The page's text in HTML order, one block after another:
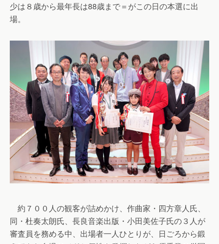
少は８歳から最年長は88歳まで＝がこの日の本選に出
場。
約７００人の観客が詰めかけ、作曲家・四方章人氏、
同・杜奏太朗氏、長良音楽出版・小田美佐子氏の３人が
審査員を務める中、出場者一人ひとりが、日ごろから鍛